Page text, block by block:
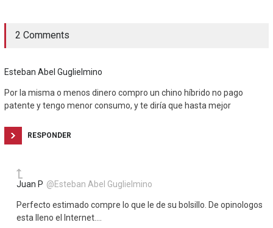
2 Comments
Esteban Abel Guglielmino
Por la misma o menos dinero compro un chino híbrido no pago
patente y tengo menor consumo, y te diría que hasta mejor
RESPONDER
Juan P @Esteban Abel Guglielmino
Perfecto estimado compre lo que le de su bolsillo. De opinologos
esta lleno el Internet….